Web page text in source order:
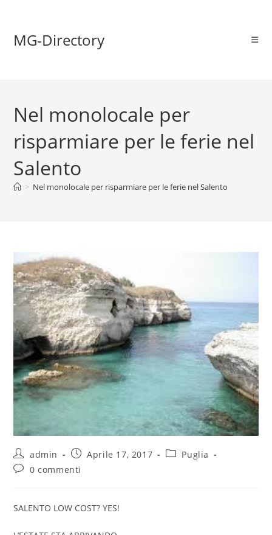
MG-Directory
Nel monolocale per
risparmiare per le ferie nel
Salento
> Nel monolocale per risparmiare per le ferie nel Salento
admin Aprile 17, 2017
Puglia
0 commenti
SALENTO LOW COST? YES!